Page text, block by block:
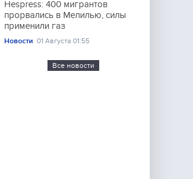
Hespress: 400 мигрантов
прорвались в Мелилью, силы
применили газ
Новости 01 Августа 01:55
Все новости